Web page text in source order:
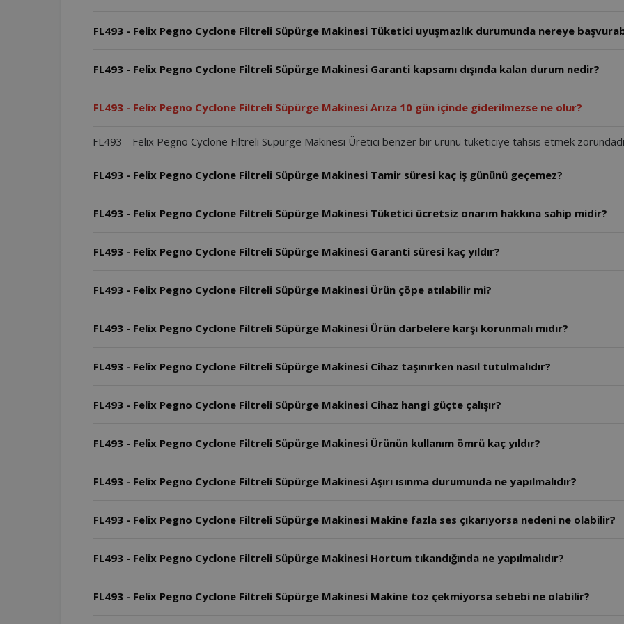
FL493 - Felix Pegno Cyclone Filtreli Süpürge Makinesi Tüketici uyuşmazlık durumunda nereye
FL493 - Felix Pegno Cyclone Filtreli Süpürge Makinesi Garanti kapsamı dışında kalan durum nedir?
FL493 - Felix Pegno Cyclone Filtreli Süpürge Makinesi Arıza 10 gün içinde giderilmezse ne olur?
FL493 - Felix Pegno Cyclone Filtreli Süpürge Makinesi Üretici benzer bir ürünü tüketiciye tahsis etmek
FL493 - Felix Pegno Cyclone Filtreli Süpürge Makinesi Tamir süresi kaç iş gününü geçemez?
FL493 - Felix Pegno Cyclone Filtreli Süpürge Makinesi Tüketici ücretsiz onarım hakkına sahip midir?
FL493 - Felix Pegno Cyclone Filtreli Süpürge Makinesi Garanti süresi kaç yıldır?
FL493 - Felix Pegno Cyclone Filtreli Süpürge Makinesi Ürün çöpe atılabilir mi?
FL493 - Felix Pegno Cyclone Filtreli Süpürge Makinesi Ürün darbelere karşı korunmalı mıdır?
FL493 - Felix Pegno Cyclone Filtreli Süpürge Makinesi Cihaz taşınırken nasıl tutulmalıdır?
FL493 - Felix Pegno Cyclone Filtreli Süpürge Makinesi Cihaz hangi güçte çalışır?
FL493 - Felix Pegno Cyclone Filtreli Süpürge Makinesi Ürünün kullanım ömrü kaç yıldır?
FL493 - Felix Pegno Cyclone Filtreli Süpürge Makinesi Aşırı ısınma durumunda ne yapılmalıdır?
FL493 - Felix Pegno Cyclone Filtreli Süpürge Makinesi Makine fazla ses çıkarıyorsa nedeni ne olabilir?
FL493 - Felix Pegno Cyclone Filtreli Süpürge Makinesi Hortum tıkandığında ne yapılmalıdır?
FL493 - Felix Pegno Cyclone Filtreli Süpürge Makinesi Makine toz çekmiyorsa sebebi ne olabilir?